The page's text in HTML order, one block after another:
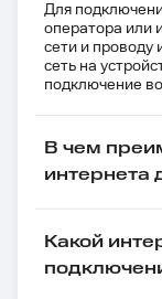
Для
оператора или
сети и проводу
сеть на
подключение
В чем
интернета
Какой